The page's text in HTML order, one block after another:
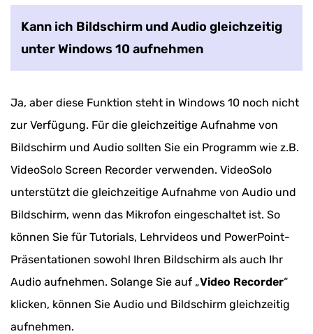
Kann ich Bildschirm und Audio gleichzeitig
unter Windows 10 aufnehmen
Ja, aber diese Funktion steht in Windows 10 noch nicht
zur Verfügung. Für die gleichzeitige Aufnahme von
Bildschirm und Audio sollten Sie ein Programm wie z.B.
VideoSolo Screen Recorder verwenden. VideoSolo
unterstützt die gleichzeitige Aufnahme von Audio und
Bildschirm, wenn das Mikrofon eingeschaltet ist. So
können Sie für Tutorials, Lehrvideos und PowerPoint-
Präsentationen sowohl Ihren Bildschirm als auch Ihr
Audio aufnehmen. Solange Sie auf „Video Recorder“
klicken, können Sie Audio und Bildschirm gleichzeitig
aufnehmen.